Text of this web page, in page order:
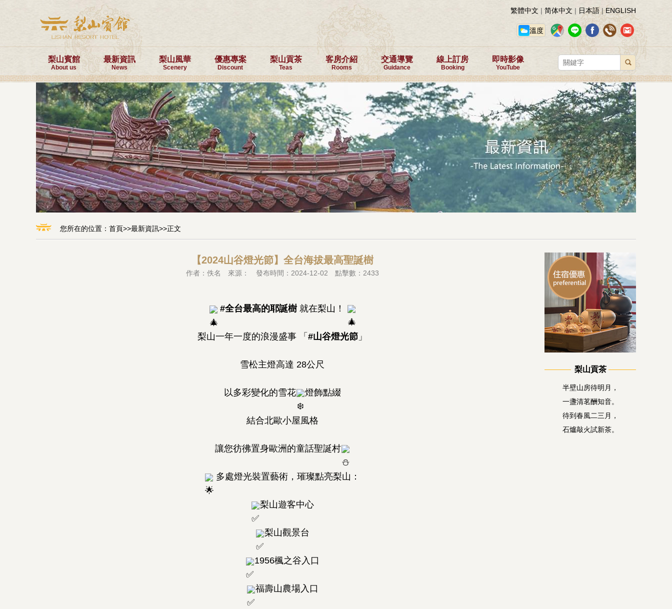
繁體中文 | 简体中文 | 日本語|ENGLISH
溫度
梨山賓館
About us
最新資訊
News
梨山風華
Scenery
優惠專案
Discount
梨山貢茶
Teas
客房介紹
Rooms
交通導覽
Guidance
線上訂房
Booking
即時影像
YouTube
您所在的位置： 首頁>>最新資訊>>正文
【2024山谷燈光節】全台海拔最高聖誕樹
作者：佚名 來源： 發布時間：2024-12-02 點擊數：2433
#全台最高的耶誕樹就在梨山！
梨山一年一度的浪漫盛事 「 #山谷燈光節 」
雪松主燈高達 28公尺
以多彩變化的雪花 燈飾點綴
結合北歐小屋風格
讓您彷彿置身歐洲的童話聖誕村
多處燈光裝置藝術，璀璨點亮梨山：
梨山遊客中心
梨山觀景台
1956楓之谷入口
福壽山農場入口
梨山貢茶
半壁山房待明月，
一盞清茗酬知音。
待到春風二三月，
石爐敲火試新茶。